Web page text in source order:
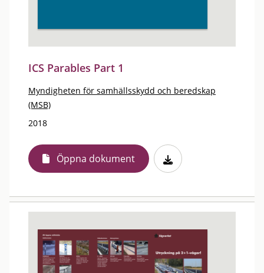
ICS Parables Part 1
Myndigheten för samhällsskydd och beredskap
(MSB)
2018
Öppna dokument